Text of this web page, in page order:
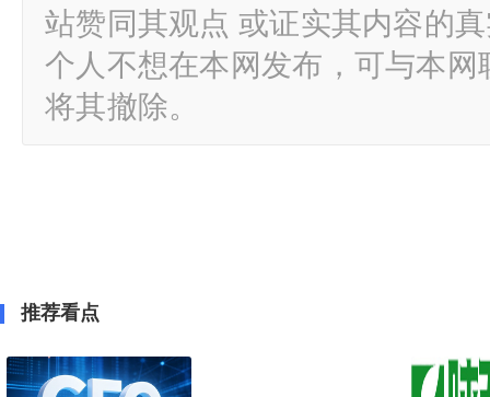
站赞同其观点 或证实其内容的
个人不想在本网发布，可与本
将其撤除。
推荐看点